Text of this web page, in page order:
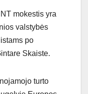
mokestis yra
valstybės
po
Skaiste.
turto